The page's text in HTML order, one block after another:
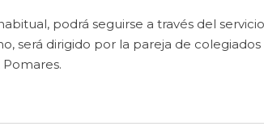
podrá seguirse a través del
será dirigido por la pareja de